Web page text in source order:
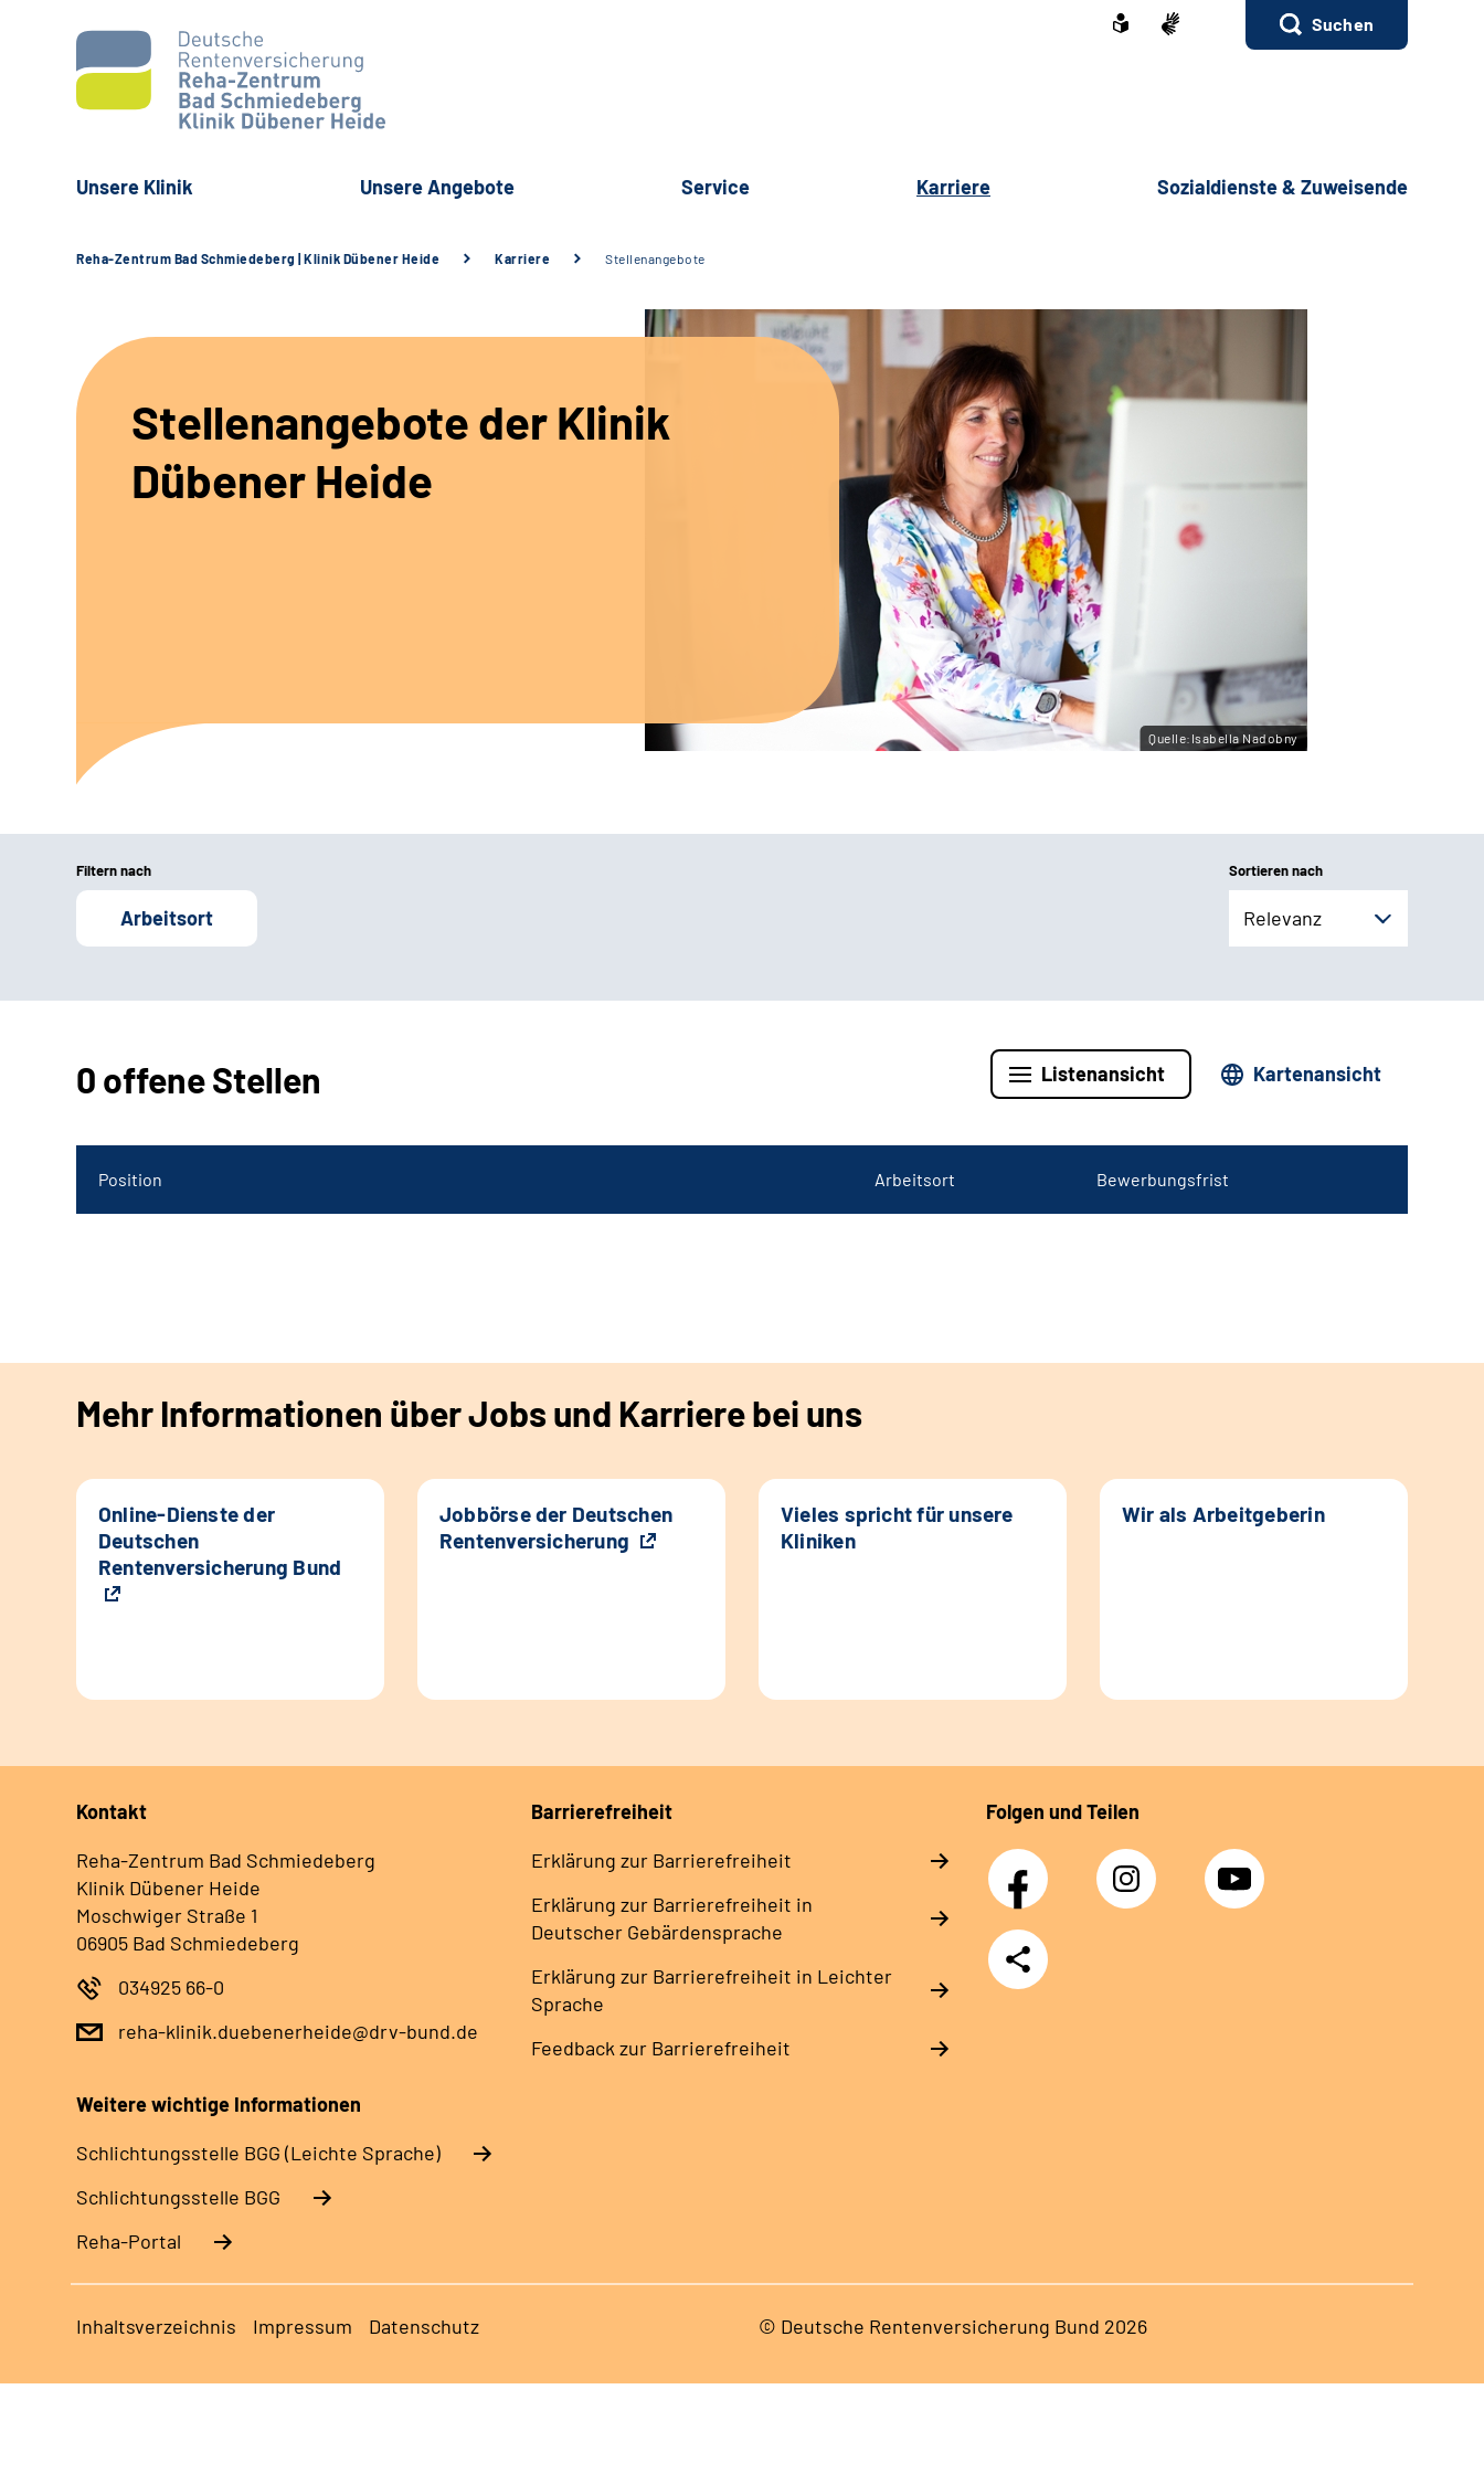
Suchen
Unsere Klinik Unsere Angebote Service Karriere Sozialdienste & Zuweisende
Reha-Zentrum Bad Schmiedeberg | Klinik Dübener Heide Karriere Stellenangebote
Stellenangebote der Klinik
Dübener Heide
Quelle:Isabella Nadobny
Filtern nach
Arbeitsort
Sortieren nach
Relevanz
0 offene Stellen Listenansicht Kartenansicht
Position Arbeitsort Bewerbungsfrist
Mehr Informationen über Jobs und Karriere bei uns
Online-Dienste der
Deutschen
Rentenversicherung Bund
Jobbörse der Deutschen
Rentenversicherung
Vieles spricht für unsere
Kliniken
Wir als Arbeitgeberin
Kontakt
Reha-Zentrum Bad Schmiedeberg
Klinik Dübener Heide
Moschwiger Straße 1
06905 Bad Schmiedeberg
034925 66-0
reha-klinik.duebenerheide@drv-bund.de
Barrierefreiheit
Erklärung zur Barrierefreiheit
Erklärung zur Barrierefreiheit in
Deutscher Gebärdensprache
Erklärung zur Barrierefreiheit in Leichter
Sprache
Feedback zur Barrierefreiheit
Folgen und Teilen
Facebook Instagram YouTube
Teilen
Weitere wichtige Informationen
Schlich­tungs­stel­le BGG (Leichte Sprache)
Schlich­tungs­stel­le BGG
Reha-Portal
Inhaltsverzeichnis Impressum Datenschutz © Deutsche Rentenversicherung Bund 2026